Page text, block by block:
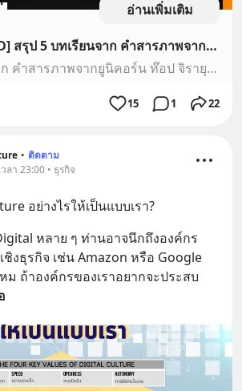
อ่านเพิ่มเติม
[THE STANDARD] สรุป 5 บทเรียนจาก คำสารภาพจากยูนิคอร์น ท๊อป จิรายุส คมสันต์ ลี
สรุป 5 บทเรียนจาก คำสารภาพจากยูนิคอร์น ท๊อป จิรายุส คมสันต์ ลี
15 1 22
• ติดตาม
ลา 23:00 • ธุรกิจ
อย่างไรให้เป็นแบบเรา?
หลาย ๆ ท่านอาจนึกถึงองค์กร
งธุรกิจ เช่น Amazon หรือ Google
ม ถ้าองค์กรของเราอยากจะประสบ